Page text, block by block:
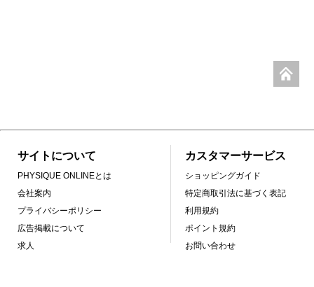
サイトについて
PHYSIQUE ONLINEとは
会社案内
プライバシーポリシー
広告掲載について
求人
カスタマーサービス
ショッピングガイド
特定商取引法に基づく表記
利用規約
ポイント規約
お問い合わせ